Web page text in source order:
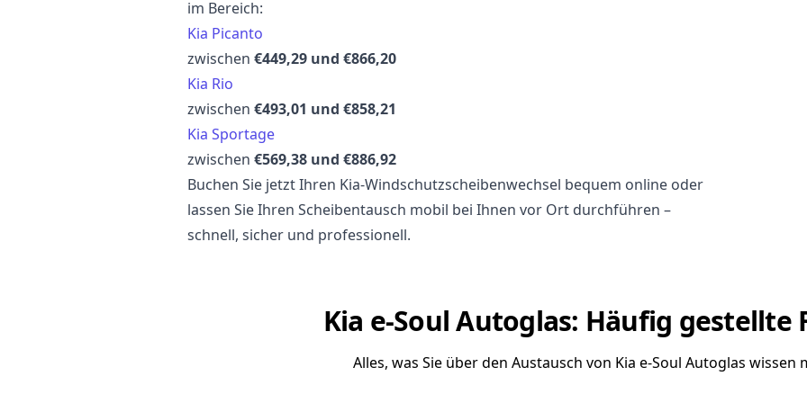
im Bereich:
Kia Picanto
zwischen €449,29 und €866,20
Kia Rio
zwischen €493,01 und €858,21
Kia Sportage
zwischen €569,38 und €886,92
Buchen Sie jetzt Ihren Kia-Windschutzscheibenwechsel bequem online oder
lassen Sie Ihren Scheibentausch mobil bei Ihnen vor Ort durchführen –
schnell, sicher und professionell.
Kia e-Soul Autoglas: Häufig gestellte
Alles, was Sie über den Austausch von Kia e-Soul Autoglas wissen